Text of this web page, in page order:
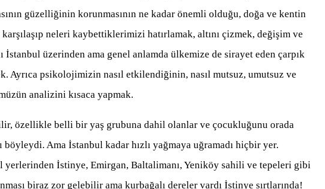
güzelliğinin korunmasının ne kadar önemli olduğu, doğa ve kentin
neleri kaybettiklerimizi hatırlamak, altını çizmek, değişim ve
İstanbul üzerinden ama genel anlamda ülkemize de sirayet eden çarpık
Ayrıca psikolojimizin nasıl etkilendiğinin, nasıl mutsuz, umutsuz ve
analizini kısaca yapmak.
özellikle belli bir yaş grubuna dahil olanlar ve çocukluğunu orada
böyleydi. Ama İstanbul kadar hızlı yağmaya uğramadı hiçbir yer.
yerlerinden İstinye, Emirgan, Baltalimanı, Yeniköy sahili ve tepeleri gibi
biraz zor gelebilir ama kurbağalı dereler vardı İstinye sırtlarında!